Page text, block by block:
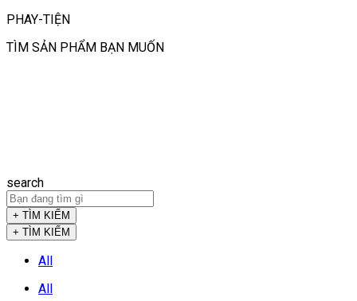
PHAY-TIỆN
TÌM SẢN PHẨM BẠN MUỐN
search
+ TÌM KIẾM
+ TÌM KIẾM
All
All